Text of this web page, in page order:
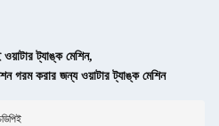
ট্যাঙ্ক মেশিন,
গরম করার জন্য ওয়াটার ট্যাঙ্ক মেশিন